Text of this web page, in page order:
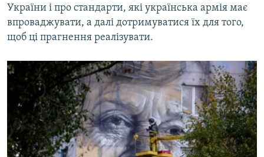
України і про стандарти, які українська армія має
впроваджувати, а далі дотримуватися їх для того,
щоб ці прагнення реалізувати.